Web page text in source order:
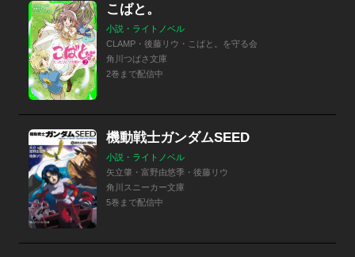
こばと。
小説・ライトノベル
CLAMP・後藤リウ・こばと。を守る会
角川つばさ文庫
2巻まで配信中
機動戦士ガンダムSEED
小説・ライトノベル
矢立肇・富野由悠季・後藤リウ
角川スニーカー文庫
5巻まで配信中